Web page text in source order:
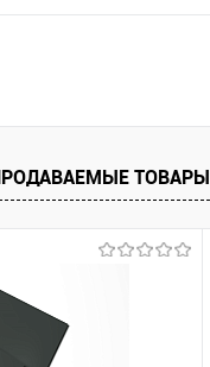
Под заказТОВАРЫ